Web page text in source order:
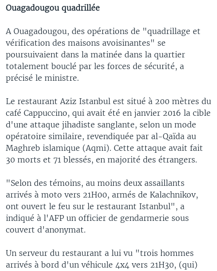
v
o
u
s
s
l
d
e
t
l
i
d
e
Ouagadougou quadrillée
A Ouagadougou, des opérations de "quadrillage et
vérification des maisons avoisinantes" se
poursuivaient dans la matinée dans la quartier
totalement bouclé par les forces de sécurité, a
précisé le ministre.
Le restaurant Aziz Istanbul est situé à 200 mètres du
café Cappuccino, qui avait été en janvier 2016 la cible
d'une attaque jihadiste sanglante, selon un mode
opératoire similaire, revendiquée par al-Qaïda au
Maghreb islamique (Aqmi). Cette attaque avait fait
30 morts et 71 blessés, en majorité des étrangers.
"Selon des témoins, au moins deux assaillants
arrivés à moto vers 21H00, armés de Kalachnikov,
ont ouvert le feu sur le restaurant Istanbul", a
indiqué à l'AFP un officier de gendarmerie sous
couvert d'anonymat.
Un serveur du restaurant a lui vu "trois hommes
arrivés à bord d'un véhicule 4x4 vers 21H30, (qui)